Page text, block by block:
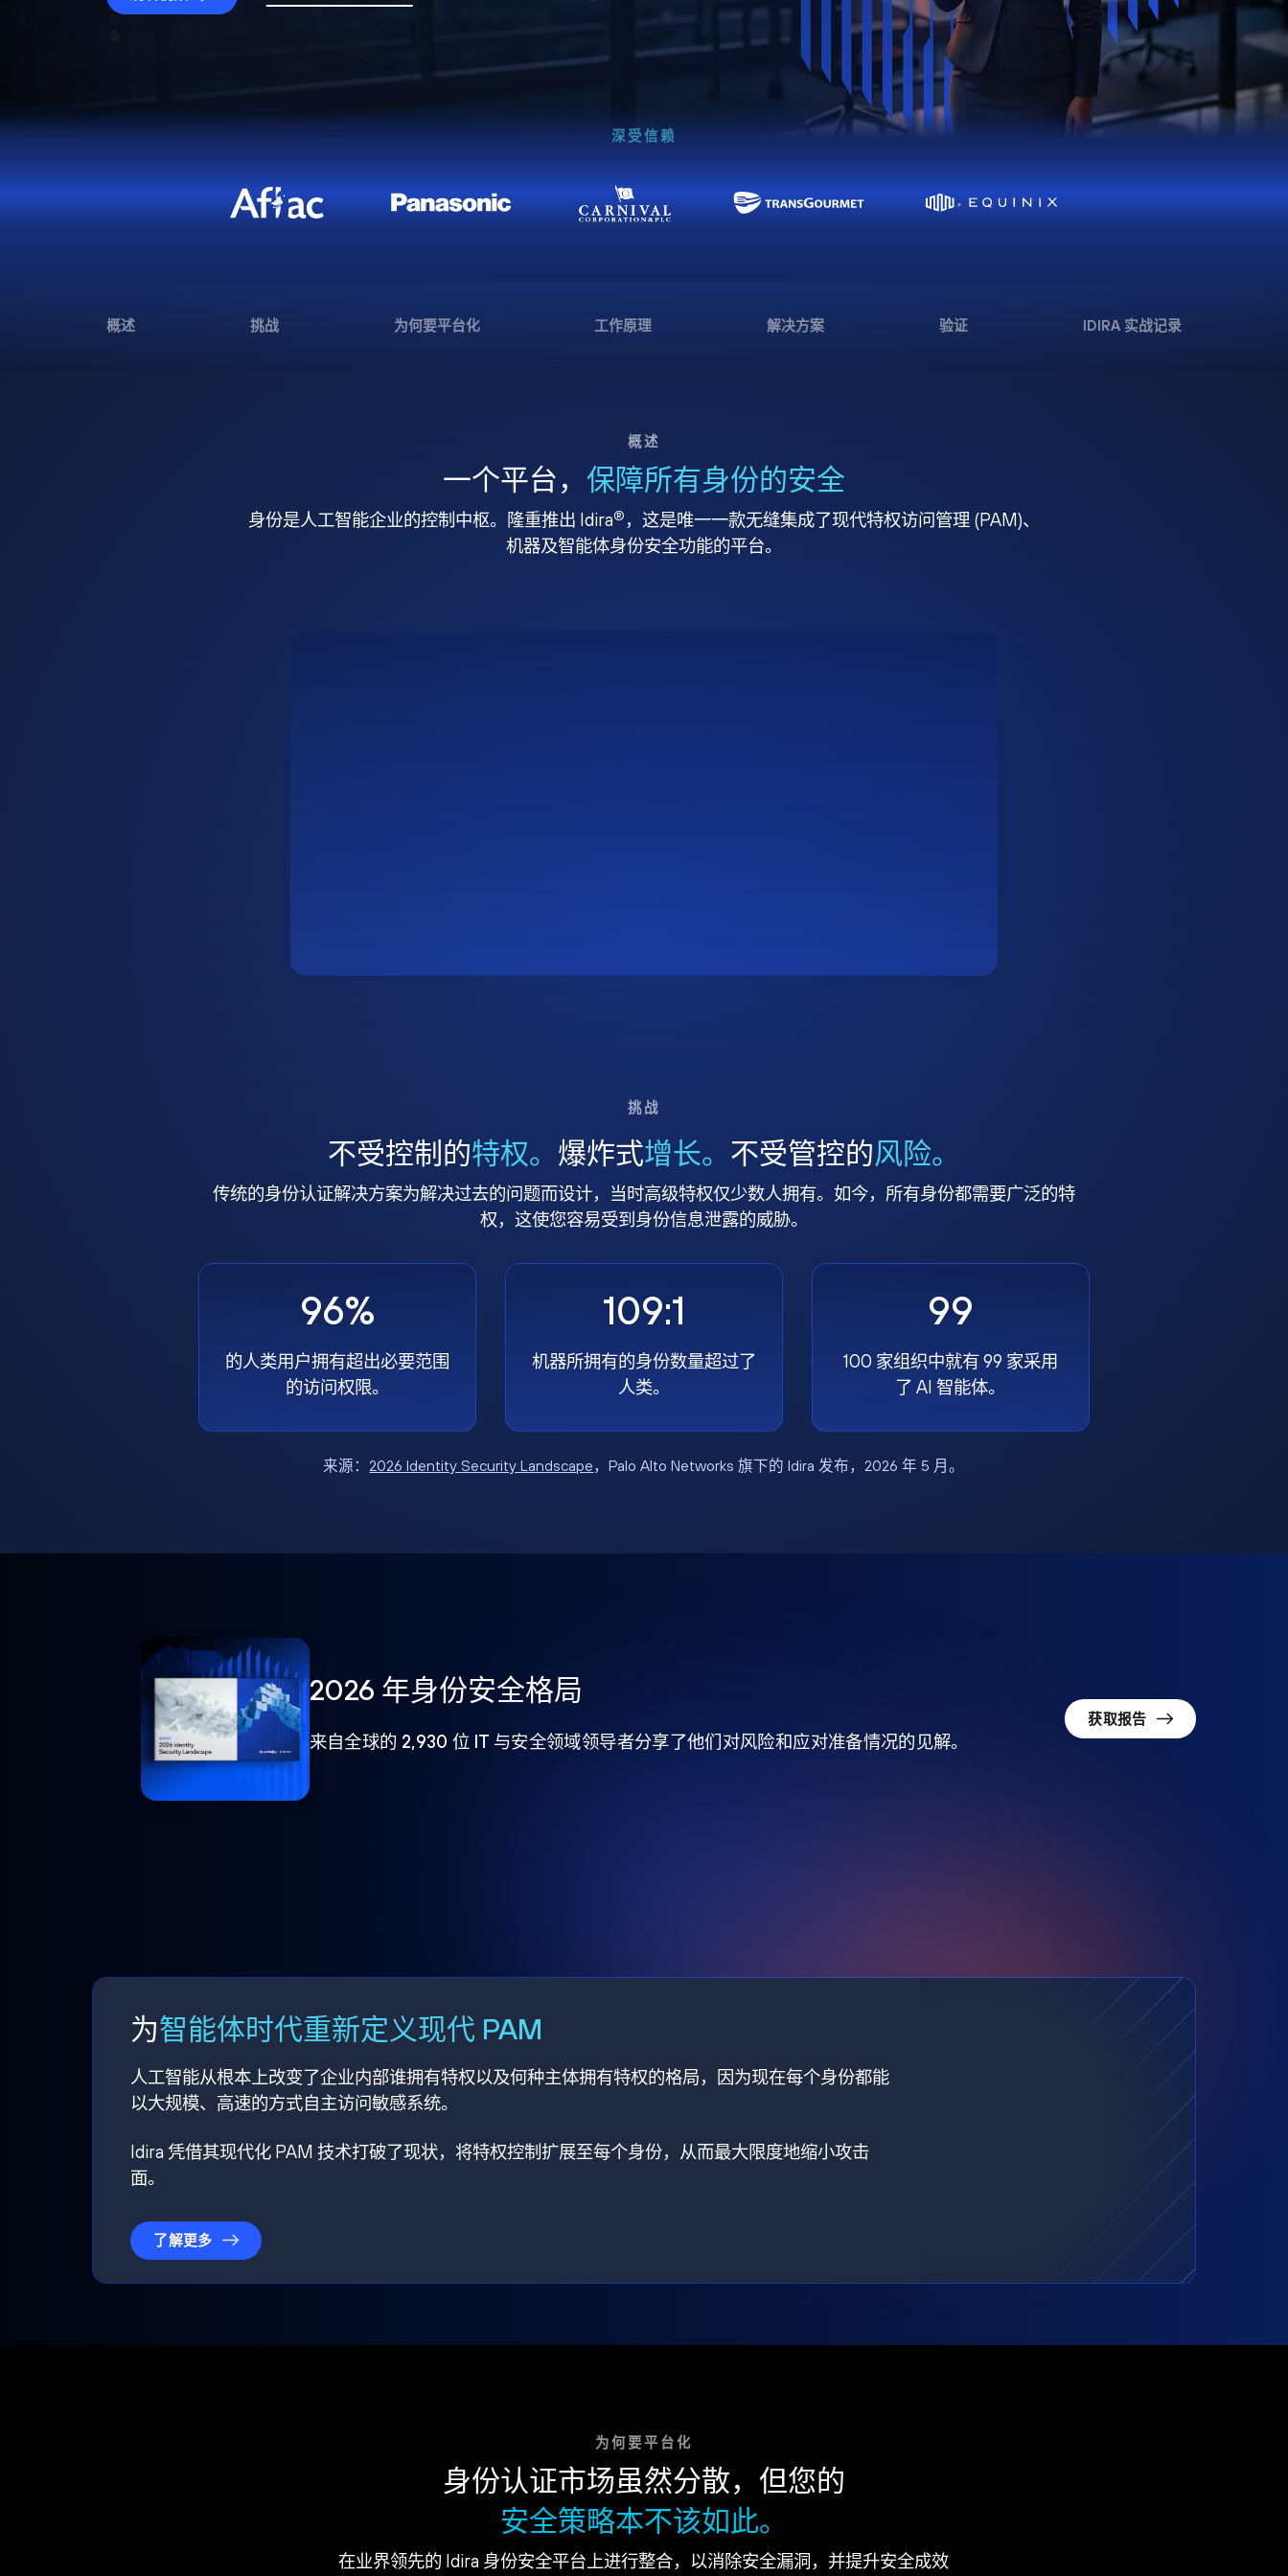
深受信赖
概述 挑战 为何要平台化 工作原理 解决方案 验证 IDIRA 实战记录
概述
一个平台， 保障所有身份的安全
身份是人工智能企业的控制中枢。隆重推出 Idira® ，这是唯一一款无缝集成了现代特权访问管理 (PAM)、
机器及智能体身份安全功能的平台。
挑战
不受控制的特权。 爆炸式增长。 不受管控的风险。
传统的身份认证解决方案为解决过去的问题而设计，当时高级特权仅少数人拥有。如今，所有身份都需要广泛的特
权，这使您容易受到身份信息泄露的威胁。
96%
的人类用户拥有超出必要范围
的访问权限。
109:1
机器所拥有的身份数量超过了
人类。
99
100 家组织中就有 99 家采用
了 AI 智能体。
来源： 2026 Identity Security Landscape，Palo Alto Networks 旗下的 Idira 发布，2026 年 5 月。
2026 年身份安全格局
来自全球的 2,930 位 IT 与安全领域领导者分享了他们对风险和应对准备情况的见解。
获取报告
为智能体时代重新定义现代 PAM
人工智能从根本上改变了企业内部谁拥有特权以及何种主体拥有特权的格局，因为现在每个身份都能
以大规模、高速的方式自主访问敏感系统。
Idira 凭借其现代化 PAM 技术打破了现状，将特权控制扩展至每个身份，从而最大限度地缩小攻击
面。
了解更多
为何要平台化
身份认证市场虽然分散，但您的
安全策略本不该如此。
在业界领先的 Idira 身份安全平台上进行整合，以消除安全漏洞，并提升安全成效